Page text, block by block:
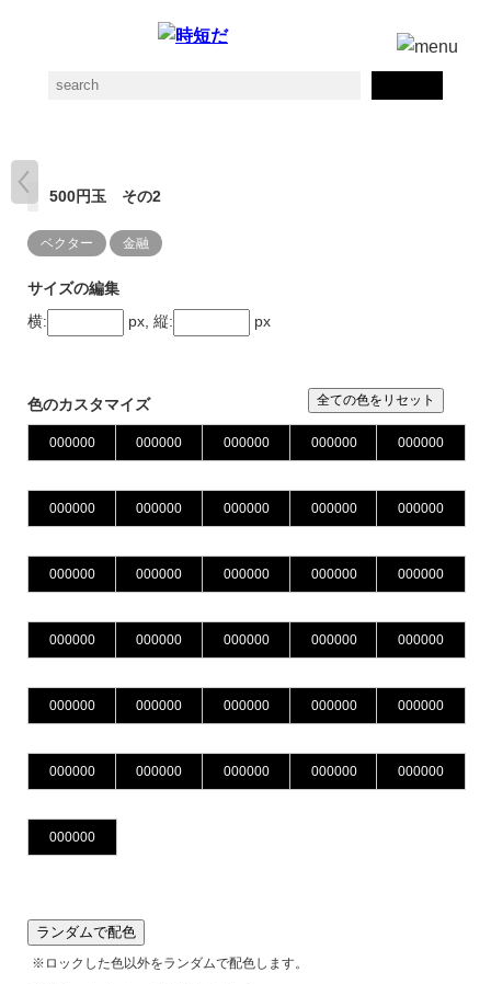
500円玉 その2
ベクター 金融
サイズの編集
横:
px, 縦: px
色のカスタマイズ 全ての色をリセット
ランダムで配色
※ロックした色以外をランダムで配色します。